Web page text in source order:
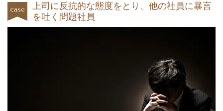
上司に反抗的な態度をとり、他の社員に暴言
を吐く問題社員